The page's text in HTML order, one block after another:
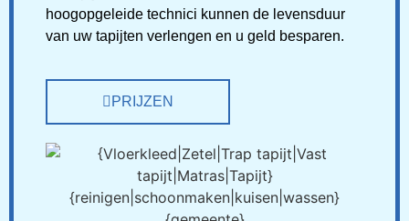
hoogopgeleide technici kunnen de levensduur
van uw tapijten verlengen en u geld besparen.
PRIJZEN